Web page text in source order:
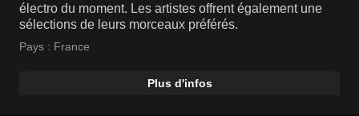
électro du moment. Les artistes offrent également une
sélections de leurs morceaux préférés.
Pays : France
Plus d'infos